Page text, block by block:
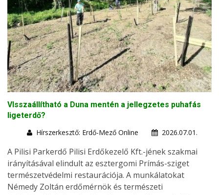
VIsszaállítható a Duna mentén a jellegzetes puhafás
ligeterdő?
Hírszerkesztő: Erdő-Mező Online
2026.07.01.
A Pilisi Parkerdő Pilisi Erdőkezelő Kft.-jének szakmai
irányításával elindult az esztergomi Prímás-sziget
természetvédelmi restaurációja. A munkálatokat
Némedy Zoltán erdőmérnök és természeti